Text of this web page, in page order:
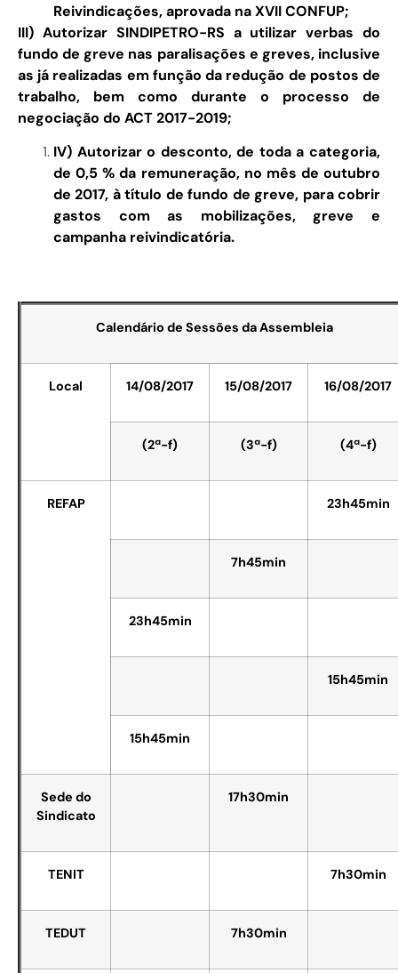
Reivindicações, aprovada na XVII CONFUP;
III) Autorizar SINDIPETRO-RS a utilizar verbas do
fundo de greve nas paralisações e greves, inclusive
as já realizadas em função da redução de postos de
trabalho, bem como durante o processo de
negociação do ACT 2017-2019;
IV) Autorizar o desconto, de toda a categoria,
de 0,5 % da remuneração, no mês de outubro
de 2017, à título de fundo de greve, para cobrir
gastos com as mobilizações, greve e
campanha reivindicatória.
Calendário de Sessões da Assembleia
Local 14/08/2017 15/08/2017 16/08/2017
(2ª-f) (3ª-f) (4ª-f)
REFAP 23h45min
7h45min
23h45min
15h45min
15h45min
Sede do
Sindicato
17h30min
TENIT 7h30min
TEDUT 7h30min